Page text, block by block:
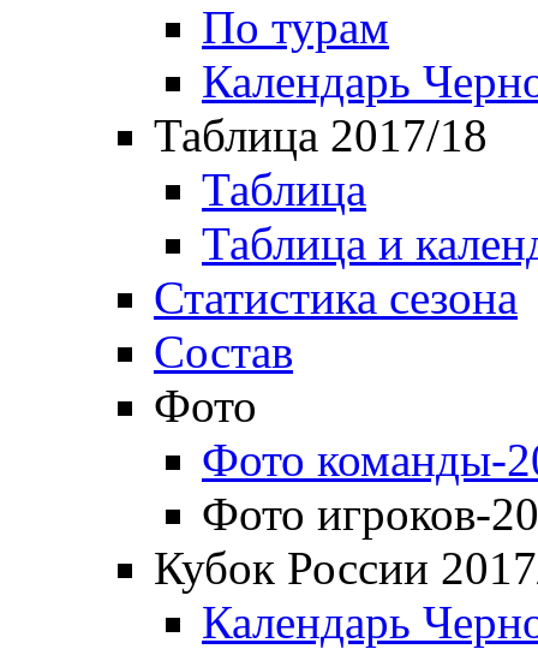
По турам
Календарь
Таблица 2017/18
Таблица
Таблица и
Статистика сезона
Состав
Фото
Фото команды-
Фото игроков-
Кубок России
Календарь